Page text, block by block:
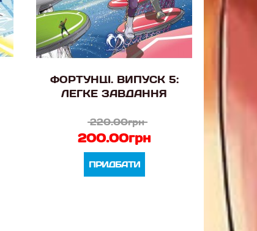
ФОРТУНЦІ. ВИПУСК 5:
ЛЕГКЕ ЗАВДАННЯ
220.00грн
200.00грн
ПРИДБАТИ